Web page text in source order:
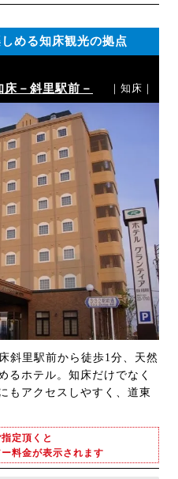
める知床観光の拠点
－斜里駅前－ ｜知床｜
斜里駅前から徒歩1分、天然
るホテル。知床だけでなく
もアクセスしやすく、道東
定頂くと
料金が表示されます